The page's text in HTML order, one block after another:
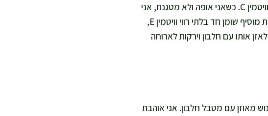
תפוחי אדמה נותנים פחמימה טבעית שמספקת אנרגיה זמינה, יחד עם אשלגן וויטמין C. כשאני אופה ולא מטגנת, אני
שומרת על בישול בריא עם פחות שומן ובלי שמנים מחוממים לאורך זמן. שמן זית מוסיף שומן חד בלתי רווי וויטמין E,
אותו עם חלבון וירקות לארוחה
בריאה, או ל-2 מנות נדיבות כנשנוש מאוזן עם מטבל חלבון. אני אוהבת